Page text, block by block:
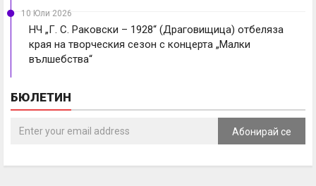
10 Юли 2026
НЧ „Г. С. Раковски – 1928“ (Драговищица) отбеляза
края на творческия сезон с концерта „Малки
вълшебства“
БЮЛЕТИН
Абонирай се